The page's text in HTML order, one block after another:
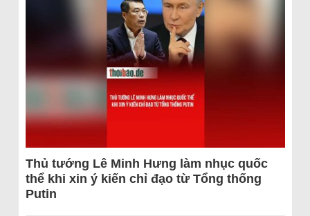
Thủ tướng Lê Minh Hưng làm nhục quốc
thể khi xin ý kiến chỉ đạo từ Tổng thống
Putin